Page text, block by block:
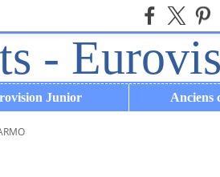
Junior Anciens